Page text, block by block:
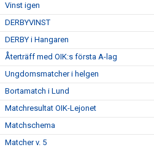
Vinst igen
DERBYVINST
DERBY i Hangaren
Återträff med OIK:s första A-lag
Ungdomsmatcher i helgen
Bortamatch i Lund
Matchresultat OIK-Lejonet
Matchschema
Matcher v. 5